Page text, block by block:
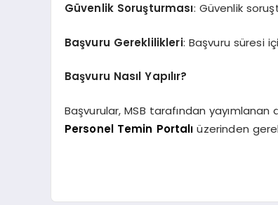
Güvenlik Soruşturması: Güvenlik
Başvuru Gereklilikleri: Başvuru süresi
Başvuru Nasıl Yapılır?
Başvurular, MSB tarafından
Personel Temin Portalı üzerinden